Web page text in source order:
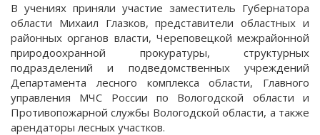
В учениях приняли участие заместитель Губернатора
области Михаил Глазков, представители областных и
районных органов власти, Череповецкой межрайонной
природоохранной прокуратуры, структурных
подразделений и подведомственных учреждений
Департамента лесного комплекса области, Главного
управления МЧС России по Вологодской области и
Противопожарной службы Вологодской области, а также
арендаторы лесных участков.